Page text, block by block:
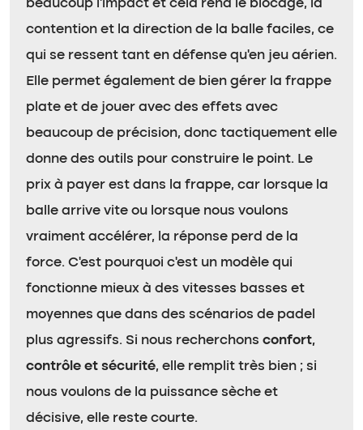
beaucoup l’impact et cela rend le blocage, la
contention et la direction de la balle faciles, ce
qui se ressent tant en défense qu’en jeu aérien.
Elle permet également de bien gérer la frappe
plate et de jouer avec des effets avec
beaucoup de précision, donc tactiquement elle
donne des outils pour construire le point. Le
prix à payer est dans la frappe, car lorsque la
balle arrive vite ou lorsque nous voulons
vraiment accélérer, la réponse perd de la
force. C’est pourquoi c’est un modèle qui
fonctionne mieux à des vitesses basses et
moyennes que dans des scénarios de padel
plus agressifs. Si nous recherchons confort,
contrôle et sécurité, elle remplit très bien ; si
nous voulons de la puissance sèche et
décisive, elle reste courte.